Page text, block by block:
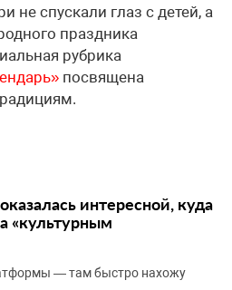
не спускали глаз с детей, а
праздника
рубрика
посвящена
интересной, куда
«культурным
— там быстро нахожу